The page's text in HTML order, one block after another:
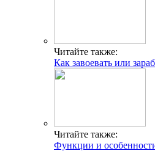
Читайте также:
Как завоевать или
Читайте также:
Функции и